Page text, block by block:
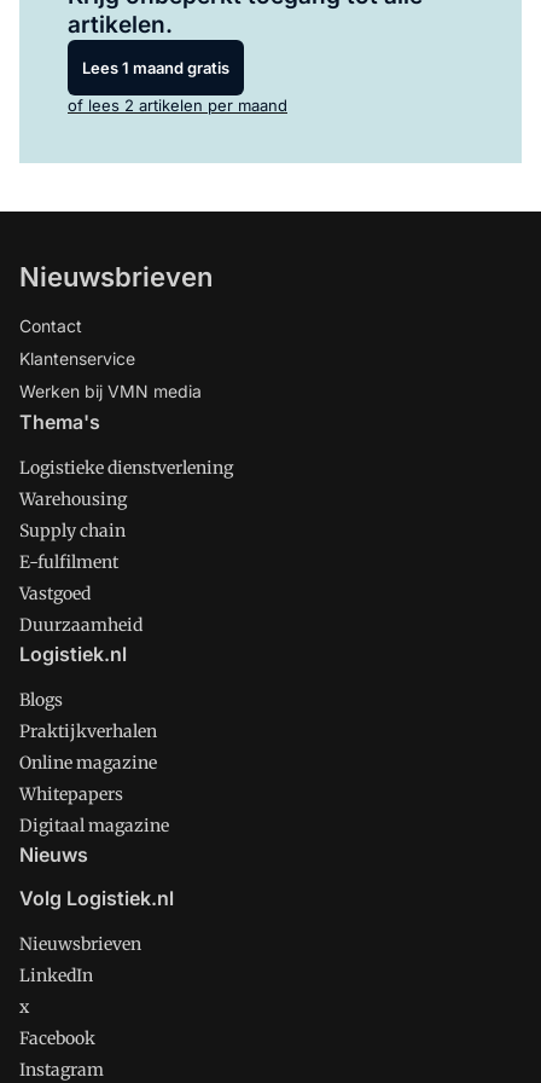
artikelen.
Lees 1 maand gratis
of lees 2 artikelen per maand
Nieuwsbrieven
Contact
Klantenservice
Werken bij VMN media
Thema's
Logistieke dienstverlening
Warehousing
Supply chain
E-fulfilment
Vastgoed
Duurzaamheid
Logistiek.nl
Blogs
Praktijkverhalen
Online magazine
Whitepapers
Digitaal magazine
Nieuws
Volg Logistiek.nl
Nieuwsbrieven
LinkedIn
x
Facebook
Instagram